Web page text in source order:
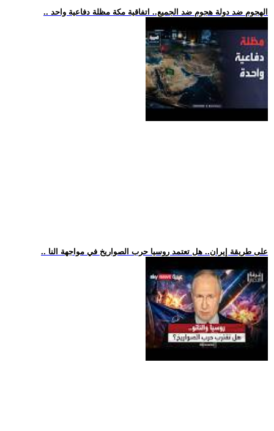
.. الهجوم ضد دولة هجوم ضد الجميع.. اتفاقية مكة مظلة دفاعية واحد
.. على طريقة إيران.. هل تعتمد روسيا حرب الصواريخ في مواجهة النا